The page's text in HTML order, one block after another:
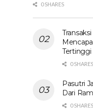
0 SHARES
Tertinggi
0 SHARES
Pasutri
Dari
0 SHARES